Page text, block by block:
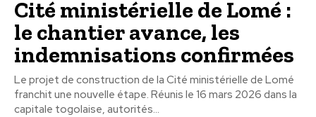
Cité ministérielle de Lomé :
le chantier avance, les
indemnisations confirmées
Le projet de construction de la Cité ministérielle de Lomé
franchit une nouvelle étape. Réunis le 16 mars 2026 dans la
capitale togolaise, autorités...